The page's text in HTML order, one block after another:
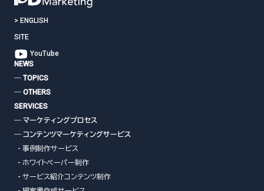
> ENGLISH
SITE
YouTube
NEWS
― TOPICS
― OTHERS
SERVICES
― マーケティングプロセス
― コンテンツマーケティングサービス
- 事例制作サービス
- ホワイトペーパー制作
- サービス紹介コンテンツ制作